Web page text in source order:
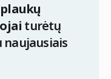
turėtų
naujausiais